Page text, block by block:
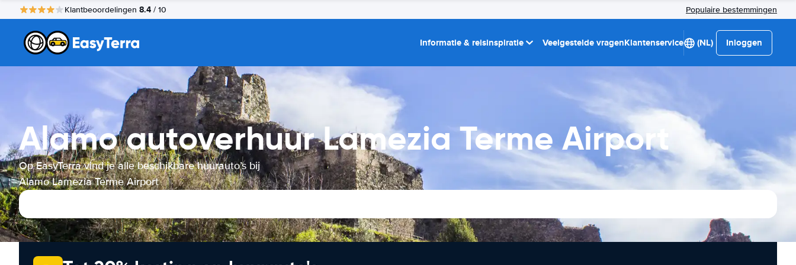
Klantbeoordelingen 8.4 / 10 Populaire bestemmingen
Informatie & reisinspiratie Veelgestelde vragenKlantenservice (NL) Inloggen
Alamo autoverhuur Lamezia Terme Airport
Op EasyTerra vind je alle beschikbare huurauto’s bij
Alamo Lamezia Terme Airport